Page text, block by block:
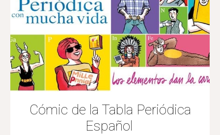
Cómic de la Tabla Periódica
Español